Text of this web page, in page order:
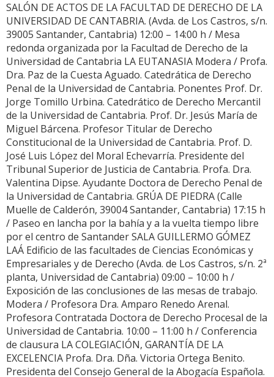
SALÓN DE ACTOS DE LA FACULTAD DE DERECHO DE LA
UNIVERSIDAD DE CANTABRIA. (Avda. de Los Castros, s/n.
39005 Santander, Cantabria) 12:00 – 14:00 h / Mesa
redonda organizada por la Facultad de Derecho de la
Universidad de Cantabria LA EUTANASIA Modera / Profa.
Dra. Paz de la Cuesta Aguado. Catedrática de Derecho
Penal de la Universidad de Cantabria. Ponentes Prof. Dr.
Jorge Tomillo Urbina. Catedrático de Derecho Mercantil
de la Universidad de Cantabria. Prof. Dr. Jesús María de
Miguel Bárcena. Profesor Titular de Derecho
Constitucional de la Universidad de Cantabria. Prof. D.
José Luis López del Moral Echevarría. Presidente del
Tribunal Superior de Justicia de Cantabria. Profa. Dra.
Valentina Dipse. Ayudante Doctora de Derecho Penal de
la Universidad de Cantabria. GRÚA DE PIEDRA (Calle
Muelle de Calderón, 39004 Santander, Cantabria) 17:15 h
/ Paseo en lancha por la bahía y a la vuelta tiempo libre
por el centro de Santander SALA GUILLERMO GÓMEZ
LAÁ Edificio de las facultades de Ciencias Económicas y
Empresariales y de Derecho (Avda. de Los Castros, s/n. 2ª
planta, Universidad de Cantabria) 09:00 – 10:00 h /
Exposición de las conclusiones de las mesas de trabajo.
Modera / Profesora Dra. Amparo Renedo Arenal.
Profesora Contratada Doctora de Derecho Procesal de la
Universidad de Cantabria. 10:00 – 11:00 h / Conferencia
de clausura LA COLEGIACIÓN, GARANTÍA DE LA
EXCELENCIA Profa. Dra. Dña. Victoria Ortega Benito.
Presidenta del Consejo General de la Abogacía Española.